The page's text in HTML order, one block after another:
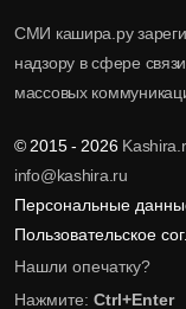
СМИ кашира.ру
надзору в сфере
массовых
© 2015 - 2026
info@kashira.ru
Персональные
Пользовательское
Нашли опечатку?
Нажмите: Ctrl+Enter